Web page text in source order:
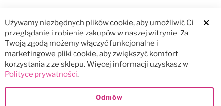
Używamy niezbędnych plików cookie, aby umożliwić Ci
przeglądanie i robienie zakupów w naszej witrynie. Za
Twoją zgodą możemy włączyć funkcjonalne i
marketingowe pliki cookie, aby zwiększyć komfort
korzystania z ze sklepu. Więcej informacji uzyskasz w
Polityce prywatności.
Odmów